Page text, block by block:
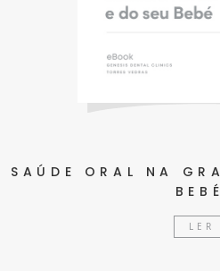
SAÚDE ORAL NA
BEBÉ
LER